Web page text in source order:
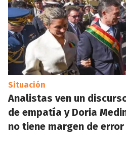
Situación
Analistas ven un
de empatía y Doria
no tiene margen de error